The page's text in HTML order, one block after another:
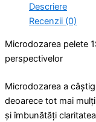
Descriere
Recenzii (0)
Microdozarea pelete
perspectivelor
Microdozarea a
deoarece tot mai
și îmbunătăți